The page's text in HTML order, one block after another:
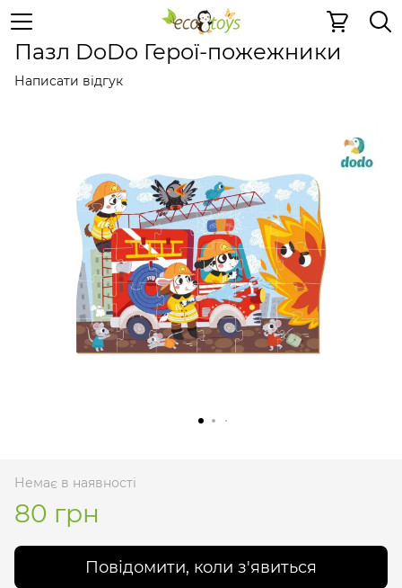
Картонні 2D пазли Картонні 2D пазли
Пазл DoDo Герої-пожежники
Написати відгук
Немає в наявності
80 грн
Повідомити, коли з'явиться